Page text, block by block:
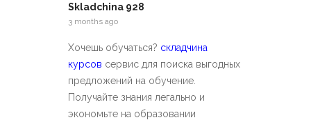
Skladchina 928
3 months ago
Хочешь обучаться? складчина
курсов сервис для поиска выгодных
предложений на обучение.
Получайте знания легально и
экономьте на образовании